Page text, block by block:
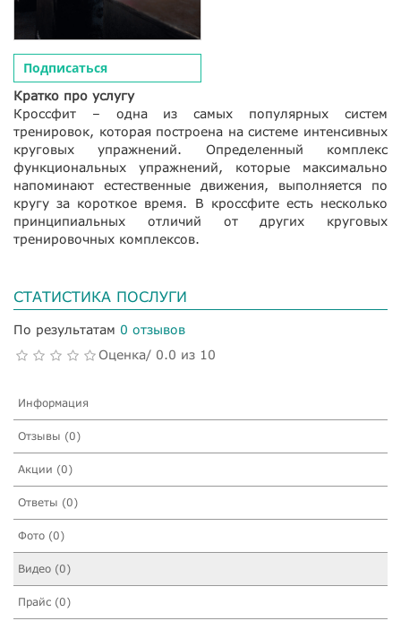
Подписаться
Кратко про услугу
Кроссфит – одна из самых популярных систем
тренировок, которая построена на системе интенсивных
круговых упражнений. Определенный комплекс
функциональных упражнений, которые максимально
напоминают естественные движения, выполняется по
кругу за короткое время. В кроссфите есть несколько
принципиальных отличий от других круговых
тренировочных комплексов.
СТАТИСТИКА ПОСЛУГИ
По результатам 0 отзывов
Оценка/ 0.0 из 10
Информация
Отзывы (0)
Акции (0)
Ответы (0)
Фото (0)
Видео (0)
Прайс (0)